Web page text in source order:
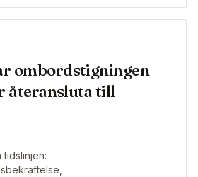
ombordstigningen
återansluta till
tidslinjen: